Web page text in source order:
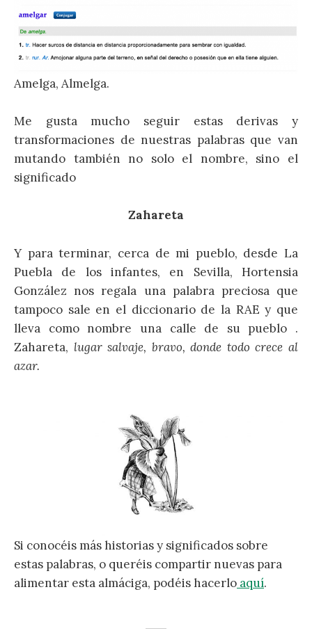
Amelga, Almelga.
Me gusta mucho seguir estas derivas y
transformaciones de nuestras palabras que van
mutando también no solo el nombre, sino el
significado
Zahareta
Y para terminar, cerca de mi pueblo, desde La
Puebla de los infantes, en Sevilla, Hortensia
González nos regala una palabra preciosa que
tampoco sale en el diccionario de la RAE y que
lleva como nombre una calle de su pueblo .
Zahareta, lugar salvaje, bravo, donde todo crece al
azar.
Si conocéis más historias y significados sobre
estas palabras, o queréis compartir nuevas para
alimentar esta almáciga, podéis hacerlo aquí.